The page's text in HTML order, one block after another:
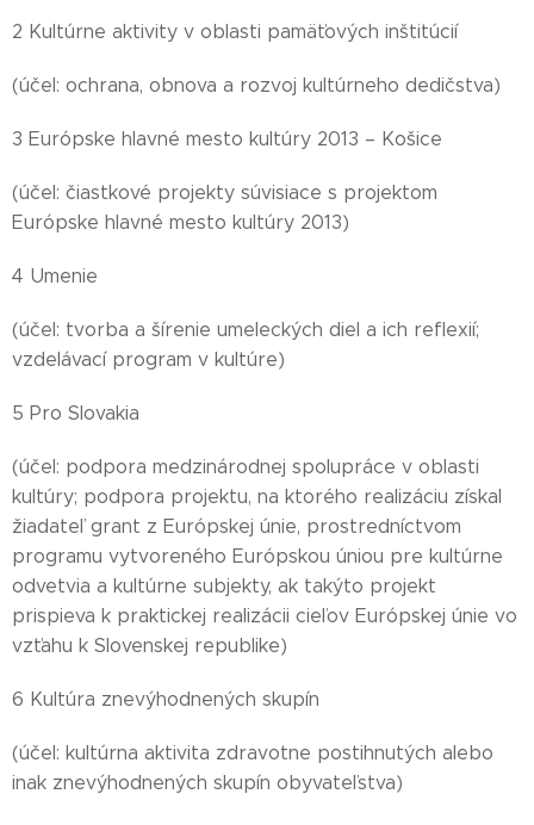
2 Kultúrne aktivity v oblasti pamäťových inštitúcií
(účel: ochrana, obnova a rozvoj kultúrneho dedičstva)
3 Európske hlavné mesto kultúry 2013 – Košice
(účel: čiastkové projekty súvisiace s projektom
Európske hlavné mesto kultúry 2013)
4 Umenie
(účel: tvorba a šírenie umeleckých diel a ich reflexií;
vzdelávací program v kultúre)
5 Pro Slovakia
(účel: podpora medzinárodnej spolupráce v oblasti
kultúry; podpora projektu, na ktorého realizáciu získal
žiadateľ grant z Európskej únie, prostredníctvom
programu vytvoreného Európskou úniou pre kultúrne
odvetvia a kultúrne subjekty, ak takýto projekt
prispieva k praktickej realizácii cieľov Európskej únie vo
vzťahu k Slovenskej republike)
6 Kultúra znevýhodnených skupín
(účel: kultúrna aktivita zdravotne postihnutých alebo
inak znevýhodnených skupín obyvateľstva)